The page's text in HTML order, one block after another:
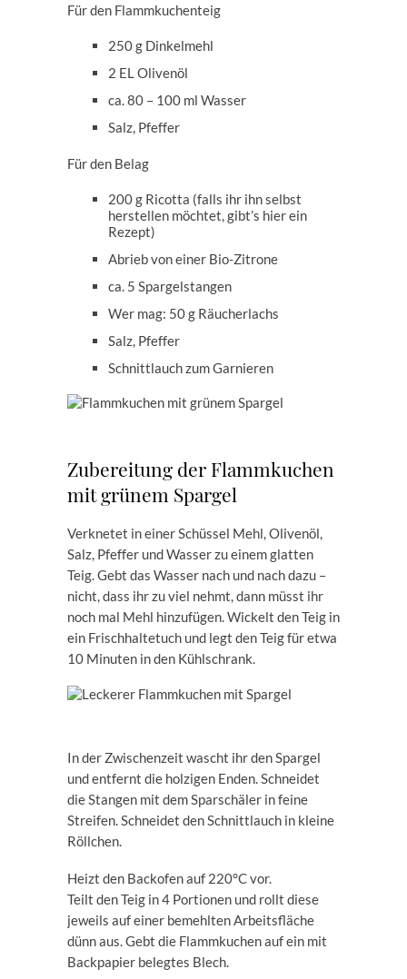
Für den Flammkuchenteig
250 g Dinkelmehl
2 EL Olivenöl
ca. 80 – 100 ml Wasser
Salz, Pfeffer
Für den Belag
200 g Ricotta (falls ihr ihn selbst
herstellen möchtet, gibt’s hier ein
Rezept)
Abrieb von einer Bio-Zitrone
ca. 5 Spargelstangen
Wer mag: 50 g Räucherlachs
Salz, Pfeffer
Schnittlauch zum Garnieren
Zubereitung der Flammkuchen
mit grünem Spargel
Verknetet in einer Schüssel Mehl, Olivenöl,
Salz, Pfeffer und Wasser zu einem glatten
Teig. Gebt das Wasser nach und nach dazu –
nicht, dass ihr zu viel nehmt, dann müsst ihr
noch mal Mehl hinzufügen. Wickelt den Teig in
ein Frischhaltetuch und legt den Teig für etwa
10 Minuten in den Kühlschrank.
In der Zwischenzeit wascht ihr den Spargel
und entfernt die holzigen Enden. Schneidet
die Stangen mit dem Sparschäler in feine
Streifen. Schneidet den Schnittlauch in kleine
Röllchen.
Heizt den Backofen auf 220°C vor.
Teilt den Teig in 4 Portionen und rollt diese
jeweils auf einer bemehlten Arbeitsfläche
dünn aus. Gebt die Flammkuchen auf ein mit
Backpapier belegtes Blech.